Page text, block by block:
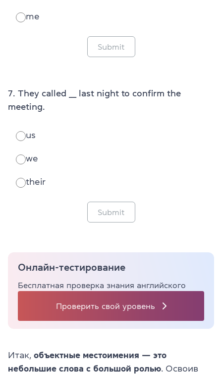
me
Submit
7. They called ___ last night to confirm the
meeting.
us
we
their
Submit
Онлайн-тестирование
Бесплатная проверка знания английского
Проверить свой уровень
Итак, объектные местоимения — это
небольшие слова с большой ролью . Освоив